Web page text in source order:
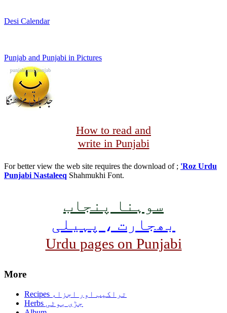
Desi Calendar
Punjab and Punjabi in Pictures
How to read and
write in Punjabi
For better view the web site requires the download of ; 'Roz Urdu
Punjabi Nastaleeq Shahmukhi Font.
سوہنا پنجاب
بھجارت ، پہیلی
Urdu pages on Punjabi
More
Recipes تراکیب اور اجزاء
Herbs جڑی بوٹی